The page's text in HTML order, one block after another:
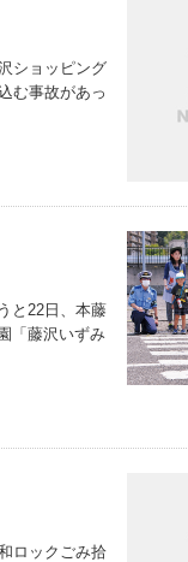
ショッピング
む事故があっ
と22日、本藤
「藤沢いずみ
ロックごみ拾